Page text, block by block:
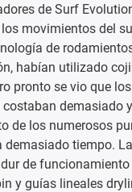
de Surf
movimientos del
de
habían utilizado
pronto se vio que los
demasiado
de los numerosos
demasiado tiempo.
de funcionamiento
y guías lineales